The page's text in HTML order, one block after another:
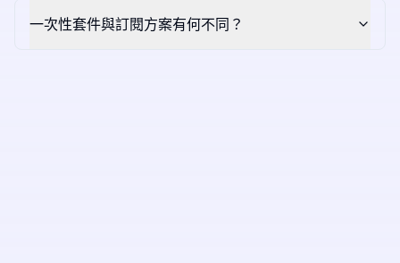
一次性套件與訂閱方案有何不同？